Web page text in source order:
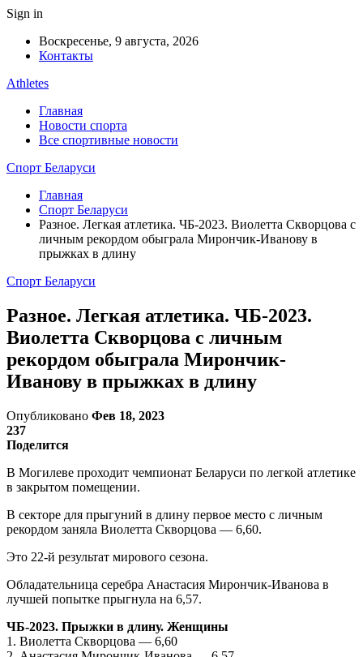
Sign in
Воскресенье, 9 августа, 2026
Контакты
Athletes
Главная
Новости спорта
Все спортивные новости
Спорт Беларуси
Главная
Спорт Беларуси
Разное. Легкая атлетика. ЧБ-2023. Виолетта Скворцова с
личным рекордом обыграла Мирончик-Иванову в
прыжках в длину
Спорт Беларуси
Разное. Легкая атлетика. ЧБ-2023.
Виолетта Скворцова с личным
рекордом обыграла Мирончик-
Иванову в прыжках в длину
Опубликовано Фев 18, 2023
237
Поделится
В Могилеве проходит чемпионат Беларуси по легкой атлетике
в закрытом помещении.
В секторе для прыгуний в длину первое место с личным
рекордом заняла Виолетта Скворцова — 6,60.
Это 22-й результат мирового сезона.
Обладательница серебра Анастасия Мирончик-Иванова в
лучшей попытке прыгнула на 6,57.
ЧБ-2023. Прыжки в длину. Женщины
1. Виолетта Скворцова — 6,60